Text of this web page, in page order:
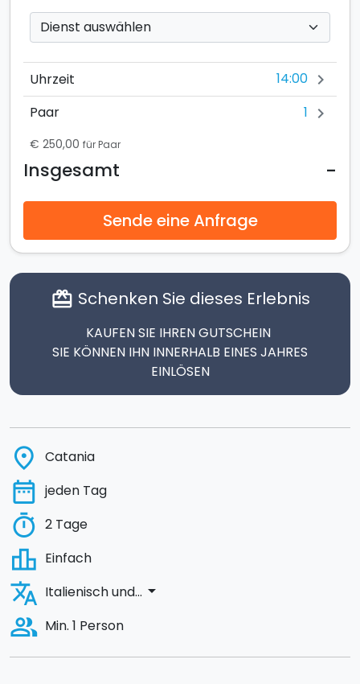
Uhrzeit 14:00 chevron_right
Paar 1 chevron_right
€ 250,00 für Paar
Insgesamt -
Sende eine Anfrage
card_giftcard Schenken Sie dieses Erlebnis
KAUFEN SIE IHREN GUTSCHEIN
SIE KÖNNEN IHN INNERHALB EINES JAHRES
EINLÖSEN
place Catania
date_range jeden Tag
timer 2 Tage
leaderboard Einfach
translate Italienisch und... arrow_drop_down
people_alt Min. 1 Person